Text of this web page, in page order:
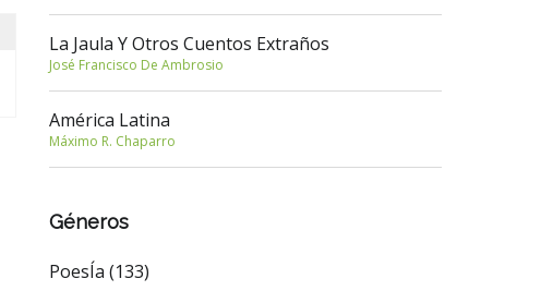
La Jaula Y Otros Cuentos Extraños
José Francisco De Ambrosio
América Latina
Máximo R. Chaparro
Géneros
PoesÍa (133)